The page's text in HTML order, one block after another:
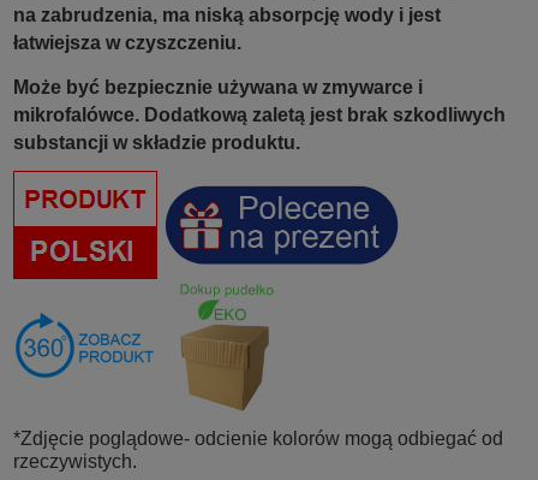
na zabrudzenia, ma niską absorpcję wody i jest
łatwiejsza w czyszczeniu.
Może być bezpiecznie używana w zmywarce i
mikrofalówce. Dodatkową zaletą jest brak szkodliwych
substancji w składzie produktu.
*Zdjęcie poglądowe- odcienie kolorów mogą odbiegać od
rzeczywistych.